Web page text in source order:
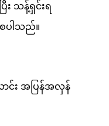
ြီး သန့်ရှင်းရ
ပါသည်။